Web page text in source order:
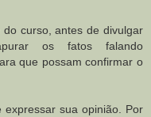
curso, antes de divulgar
os fatos falando
que possam confirmar o
sua opinião. Por